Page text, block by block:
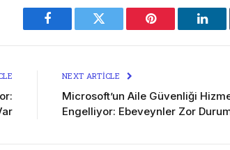
Facebook Twitter Pinterest
NEXT ARTICLE
Microsoft’un Aile Güvenliği
Engelliyor: Ebeveynler Zor